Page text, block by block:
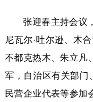
张迎春主持会议，
尼瓦尔·吐尔逊、木
不都克热木、朱立凡
军，自治区有关部门
民营企业代表等参加